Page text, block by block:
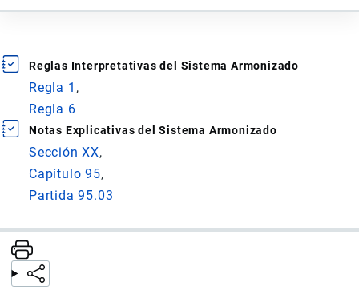
Reglas Interpretativas del Sistema Armonizado
Regla 1
Regla 6
Notas Explicativas del Sistema Armonizado
Sección XX
Capítulo 95
Partida 95.03